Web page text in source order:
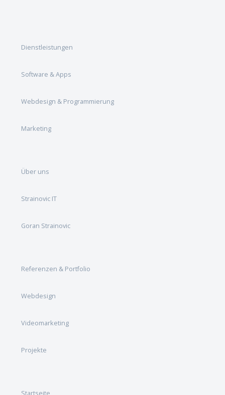
Dienstleistungen
Software & Apps
Webdesign & Programmierung
Marketing
Über uns
Strainovic IT
Goran Strainovic
Referenzen & Portfolio
Webdesign
Videomarketing
Projekte
Startseite